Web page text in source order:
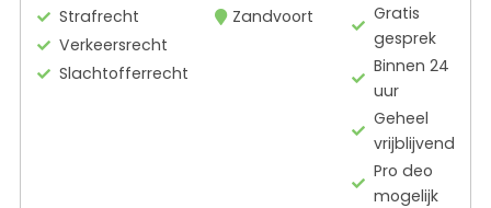
Strafrecht
Verkeersrecht
Slachtofferrecht
Zandvoort
Gratis
gesprek
Binnen 24
uur
Geheel
vrijblijvend
Pro deo
mogelijk